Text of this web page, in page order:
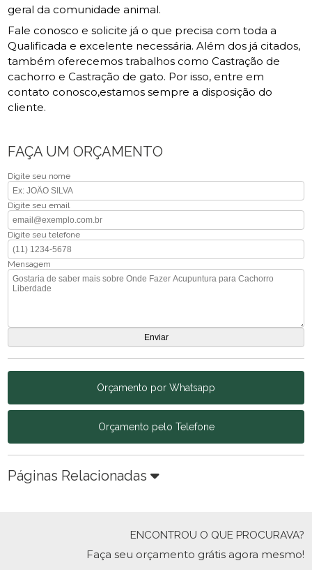
geral da comunidade animal.
Fale conosco e solicite já o que precisa com toda a
Qualificada e excelente necessária. Além dos já citados,
também oferecemos trabalhos como Castração de
cachorro e Castração de gato. Por isso, entre em
contato conosco,estamos sempre a disposição do
cliente.
FAÇA UM ORÇAMENTO
Digite seu nome
Digite seu email
Digite seu telefone
Mensagem
Orçamento por Whatsapp
Orçamento pelo Telefone
Páginas Relacionadas
ENCONTROU O QUE PROCURAVA?
Faça seu orçamento grátis agora mesmo!